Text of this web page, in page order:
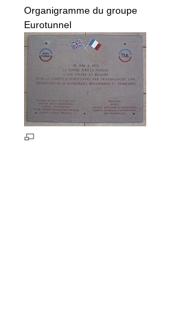
Organigramme du groupe
Eurotunnel